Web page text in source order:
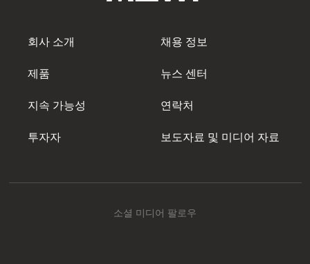
신뢰는 Mowi의 핵심 가치 중 하나이므로 이해관계자
해결하고, 파트너십을 구축할 수 있는 모든 기회를 소중
히 여깁니다. 이해관계자의 요구와 관심사를 이해하면
자세히 보기
회사 소개
제품
지속 가능성
투자자
채용 정보
뉴스 센터
연락처
보도자료 및 미디어 자료
소셜 미디어 팔로우